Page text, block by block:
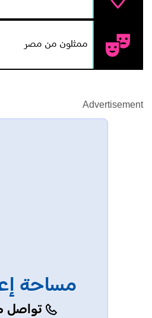
ممثلون من مصر
Advertisement
مساحة
تواصل